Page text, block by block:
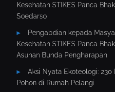
Kesehatan STIKES Panca
Soedarso
Pengabdian kepada
Kesehatan STIKES Panca
Asuhan Bunda Pengharapan
Aksi Nyata Ekoteologi:
Pohon di Rumah Pelangi